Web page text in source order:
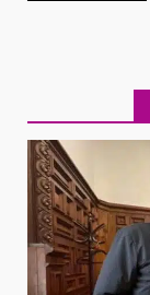
1
2